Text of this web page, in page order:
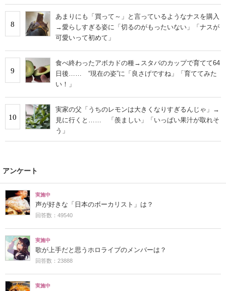
8
あまりにも「買って～」と言っているようなナスを購入
→愛らしすぎる姿に「切るのがもったいない」「ナスが
可愛いって初めて」
9
食べ終わったアボカドの種→スタバのカップで育てて64
日後…… “現在の姿”に「良さげですね」「育ててみた
い！」
10
実家の父「うちのレモンは大きくなりすぎるんじゃ」→
見に行くと…… 「羨ましい」「いっぱい果汁が取れそ
う」
アンケート
実施中
声が好きな「日本のボーカリスト」は？
回答数：49540
実施中
歌が上手だと思うホロライブのメンバーは？
回答数：23888
実施中